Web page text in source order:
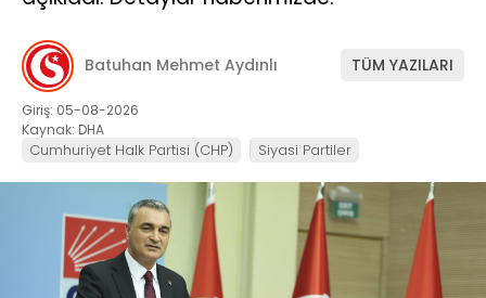
Batuhan Mehmet Aydınlı TÜM YAZILARI
Giriş: 05-08-2026
Kaynak: DHA
Cumhuriyet Halk Partisi (CHP) Siyasi Partiler